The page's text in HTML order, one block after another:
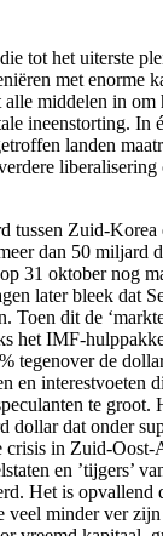
tot het uiterste
met enorme
middelen in om
ineenstorting. In
landen
tussen Zuid-Korea
dan 50 miljard
31 oktober nog
later bleek dat
Toen dit de
het IMF-
tegenover de
en interestvoeten
te groot.
dollar dat onder
crisis in Zuid-Oost-
en ’tijgers’
Het is opvallend
veel minder ver